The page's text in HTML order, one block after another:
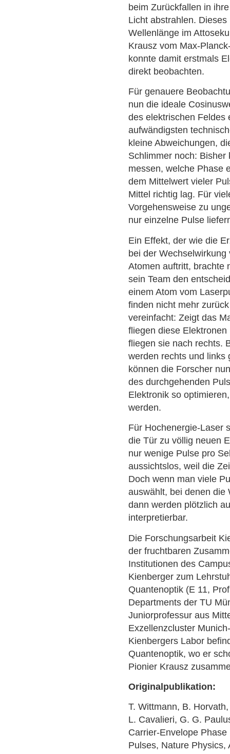
beim Zurückfallen in
Licht abstrahlen.
Wellenlänge im
Krausz vom Max-
konnte damit erstmals
direkt beobachten.
Für genauere
nun die ideale
des elektrischen Feldes
aufwändigsten
kleine Abweichungen,
Schlimmer noch:
messen, welche Phase
dem Mittelwert vieler
Mittel richtig lag. Für
Vorgehensweise zu
nur einzelne Pulse
Ein Effekt, der wie die
bei der
Atomen auftritt, brachte
sein Team den
einem Atom vom
finden nicht mehr
vereinfacht: Zeigt das
fliegen diese
fliegen sie nach rechts.
werden rechts und links
können die Forscher
des durchgehenden
Elektronik so
werden.
Für Hochenergie-Laser
die Tür zu völlig neuen
nur wenige Pulse pro
aussichtslos, weil die
Doch wenn man viele
auswählt, bei denen die
dann werden plötzlich
interpretierbar.
Die Forschungsarbeit
der fruchtbaren
Institutionen des
Kienberger zum
Quantenoptik (E 11,
Departments der TU
Juniorprofessur aus
Exzellenzcluster
Kienbergers Labor
Quantenoptik, wo er
Pionier Krausz
Originalpublikation:
T. Wittmann, B.
L. Cavalieri, G. G.
Carrier-Envelope
Pulses, Nature Physics,